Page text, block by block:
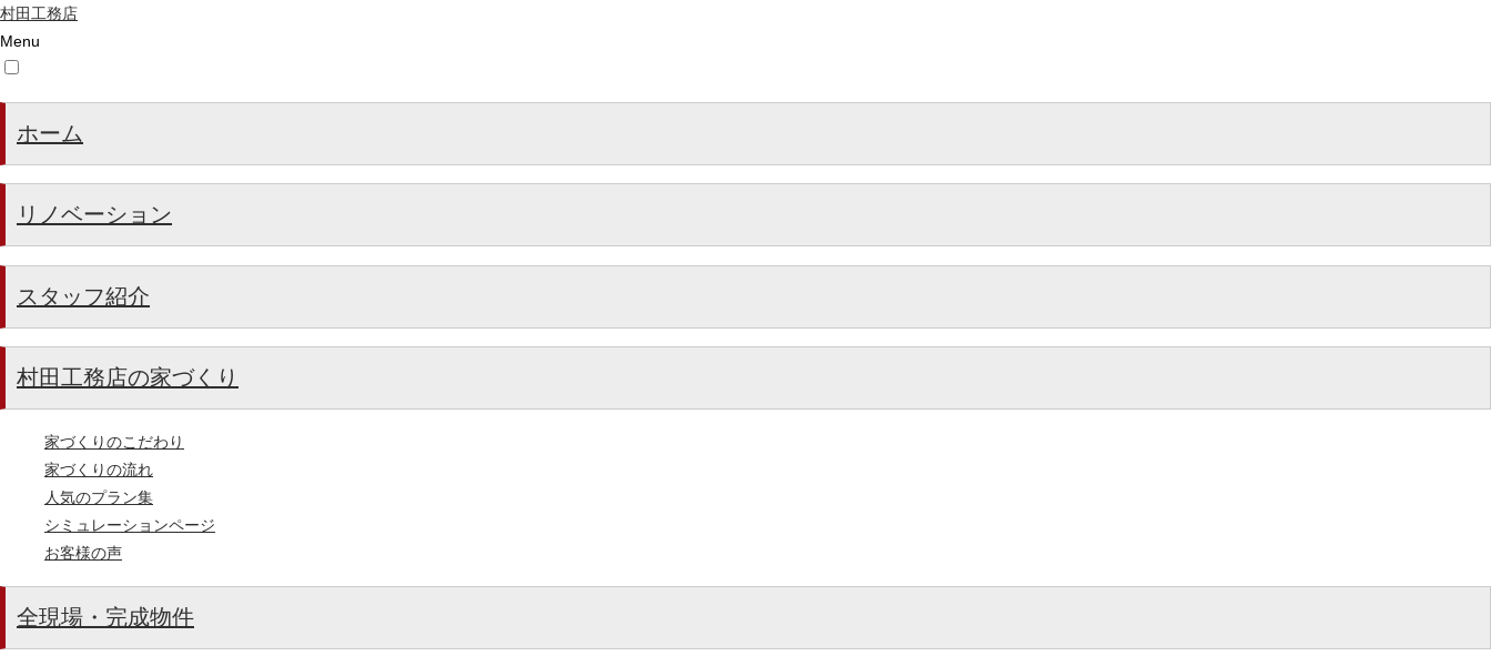
村田工務店
Menu
ホーム
リノベーション
スタッフ紹介
村田工務店の家づくり
家づくりのこだわり
家づくりの流れ
人気のプラン集
シミュレーションページ
お客様の声
全現場・完成物件